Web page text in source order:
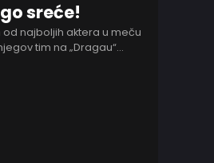
sreće!
najboljih aktera u meču
tim na „Dragau“